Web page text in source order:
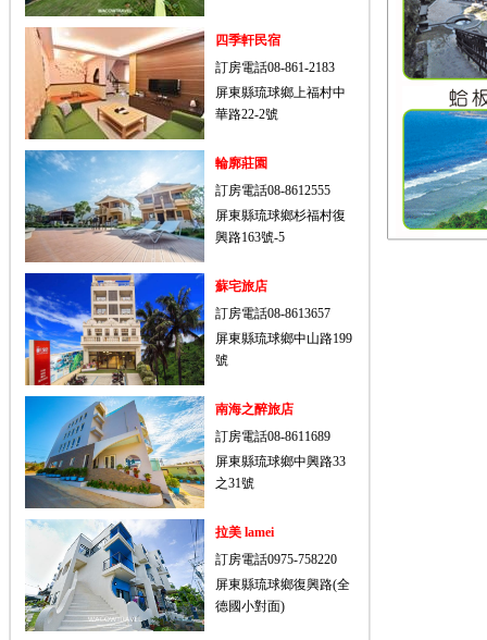
四季軒民宿
訂房電話08-861-2183
屏東縣琉球鄉上福村中
華路22-2號
輪廓莊園
訂房電話08-8612555
屏東縣琉球鄉杉福村復
興路163號-5
蘇宅旅店
訂房電話08-8613657
屏東縣琉球鄉中山路199
號
南海之醉旅店
訂房電話08-8611689
屏東縣琉球鄉中興路33
之31號
拉美 lamei
訂房電話0975-758220
屏東縣琉球鄉復興路(全
德國小對面)